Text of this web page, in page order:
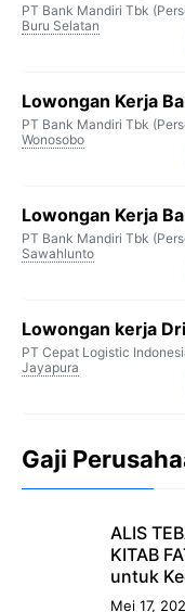
PT Bank Mandiri Tbk
Buru Selatan
Lowongan Kerja
PT Bank Mandiri Tbk
Wonosobo
Lowongan Kerja
PT Bank Mandiri Tbk
Sawahlunto
Lowongan kerja
PT Cepat Logistic
Jayapura
Gaji
ALIS
KITAB
untuk
Mei 17,